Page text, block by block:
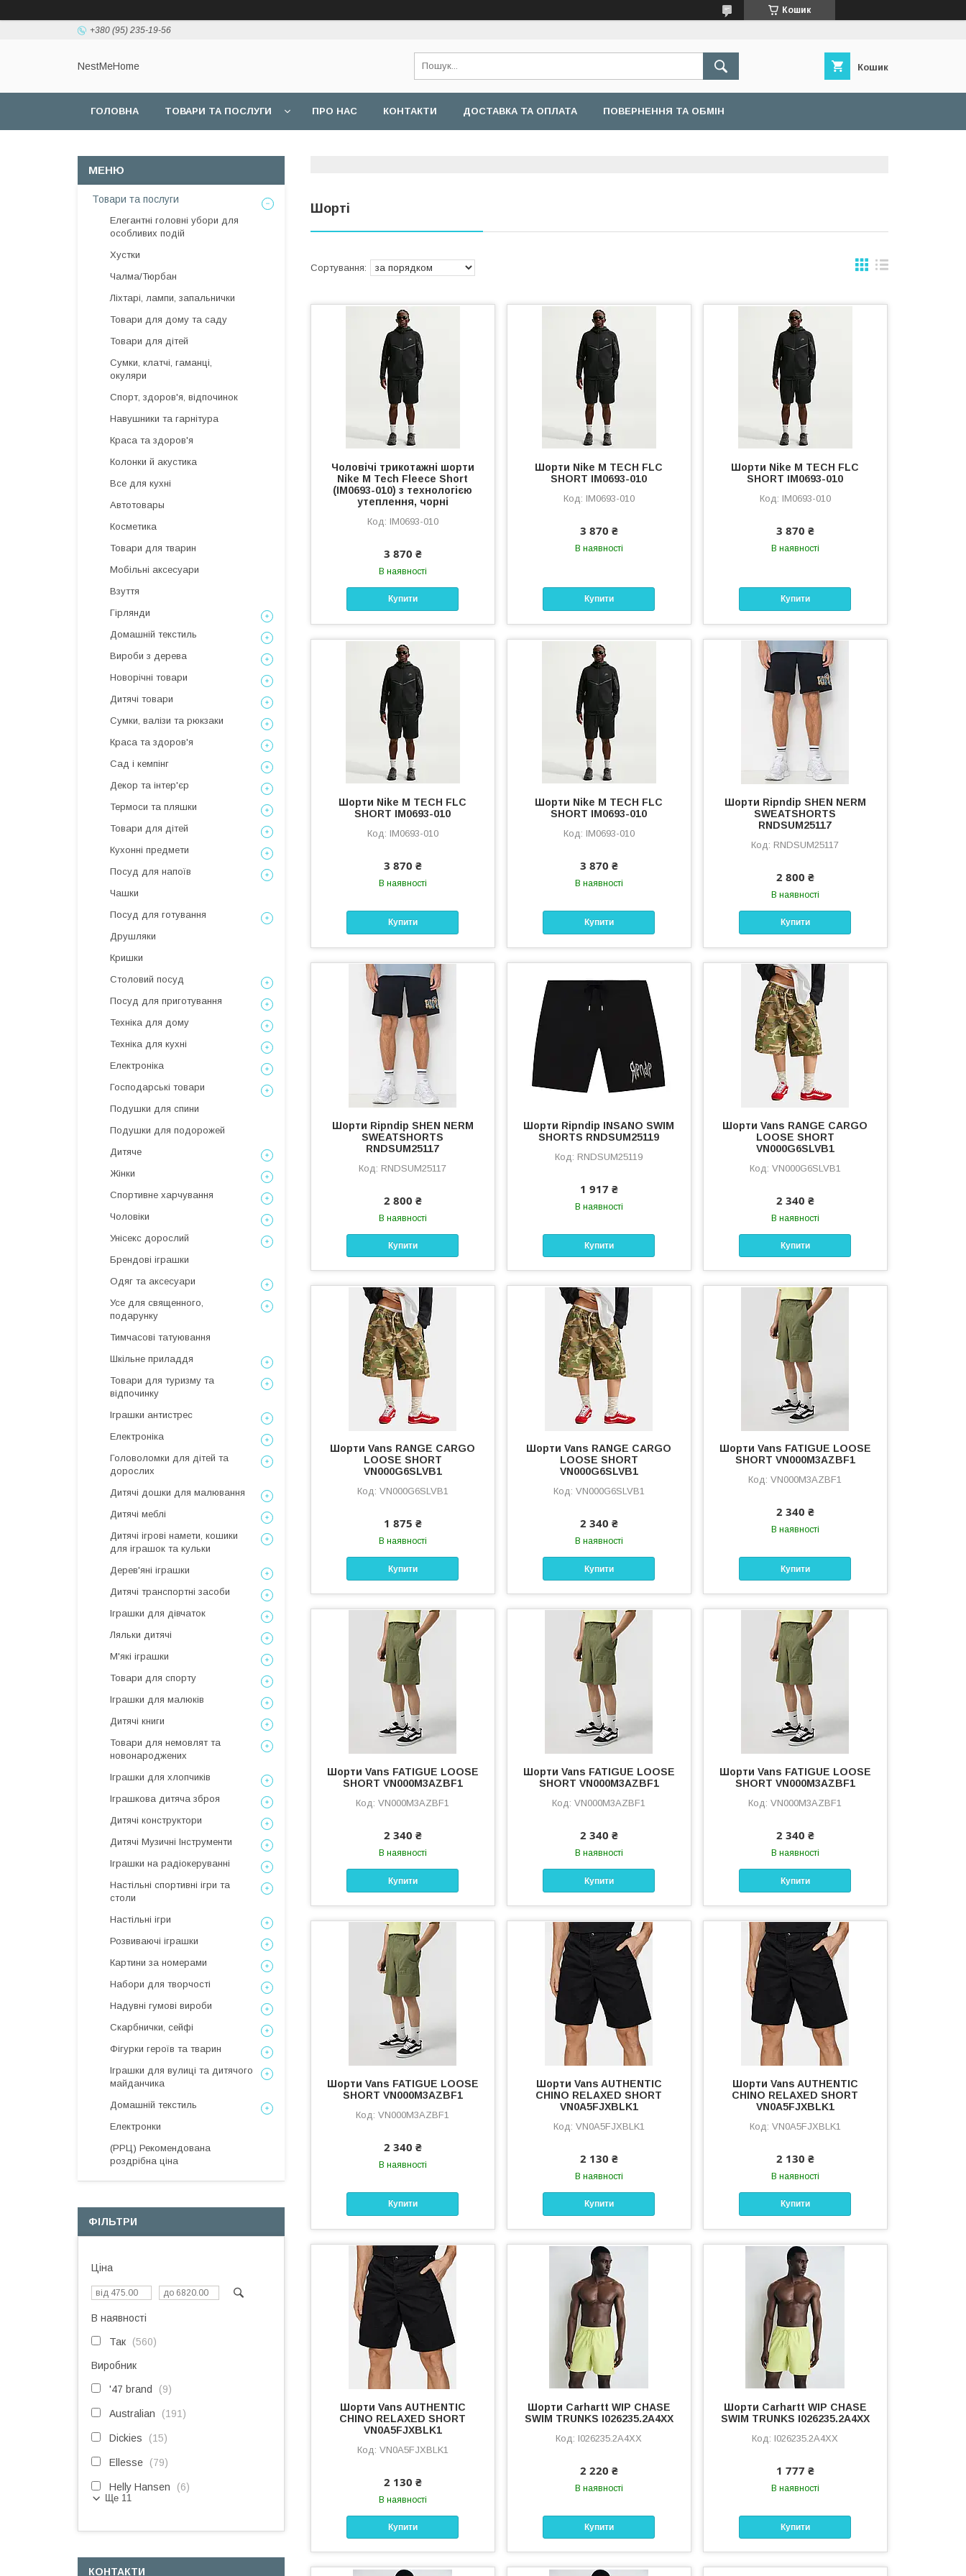
Кошик
+380 (95) 235-19-56
NestMeHome Кошик
ГОЛОВНА ТОВАРИ ТА ПОСЛУГИ ПРО НАС КОНТАКТИ ДОСТАВКА ТА ОПЛАТА ПОВЕРНЕННЯ ТА ОБМІН
Шорті
Чоловічі трикотажні шорти
Nike M Tech Fleece Short
(IM0693-010) з технологією
утеплення, чорні
IM0693-010
3 870 ₴
В наявності
Купити
Шорти Nike M TECH FLC
SHORT IM0693-010
IM0693-010
3 870 ₴
В наявності
Купити
Шорти Nike M TECH FLC
SHORT IM0693-010
IM0693-010
3 870 ₴
В наявності
Купити
Шорти Nike M TECH FLC
SHORT IM0693-010
IM0693-010
3 870 ₴
В наявності
Купити
Шорти Nike M TECH FLC
SHORT IM0693-010
IM0693-010
3 870 ₴
В наявності
Купити
Шорти Ripndip SHEN NERM
SWEATSHORTS
RNDSUM25117
RNDSUM25117
2 800 ₴
В наявності
Купити
Шорти Ripndip SHEN NERM
SWEATSHORTS
RNDSUM25117
RNDSUM25117
2 800 ₴
В наявності
Купити
Шорти Ripndip INSANO SWIM
SHORTS RNDSUM25119
RNDSUM25119
1 917 ₴
В наявності
Купити
Шорти Vans RANGE CARGO
LOOSE SHORT
VN000G6SLVB1
VN000G6SLVB1
2 340 ₴
В наявності
Купити
Шорти Vans RANGE CARGO
LOOSE SHORT
VN000G6SLVB1
VN000G6SLVB1
1 875 ₴
В наявності
Купити
Шорти Vans RANGE CARGO
LOOSE SHORT
VN000G6SLVB1
VN000G6SLVB1
2 340 ₴
В наявності
Купити
Шорти Vans FATIGUE LOOSE
SHORT VN000M3AZBF1
VN000M3AZBF1
2 340 ₴
В наявності
Купити
Шорти Vans FATIGUE LOOSE
SHORT VN000M3AZBF1
VN000M3AZBF1
2 340 ₴
В наявності
Купити
Шорти Vans FATIGUE LOOSE
SHORT VN000M3AZBF1
VN000M3AZBF1
2 340 ₴
В наявності
Купити
Шорти Vans FATIGUE LOOSE
SHORT VN000M3AZBF1
VN000M3AZBF1
2 340 ₴
В наявності
Купити
Шорти Vans FATIGUE LOOSE
SHORT VN000M3AZBF1
VN000M3AZBF1
2 340 ₴
В наявності
Купити
Шорти Vans AUTHENTIC
CHINO RELAXED SHORT
VN0A5FJXBLK1
VN0A5FJXBLK1
2 130 ₴
В наявності
Купити
Шорти Vans AUTHENTIC
CHINO RELAXED SHORT
VN0A5FJXBLK1
VN0A5FJXBLK1
2 130 ₴
В наявності
Купити
Шорти Vans AUTHENTIC
CHINO RELAXED SHORT
VN0A5FJXBLK1
VN0A5FJXBLK1
2 130 ₴
В наявності
Купити
Шорти Carhartt WIP CHASE
SWIM TRUNKS I026235.2A4XX
I026235.2A4XX
2 220 ₴
В наявності
Купити
Шорти Carhartt WIP CHASE
SWIM TRUNKS I026235.2A4XX
I026235.2A4XX
1 777 ₴
В наявності
Купити
Товари та послуги
Елегантні головні убори для
особливих подій
Хустки
Чалма/Тюрбан
Ліхтарі, лампи, запальнички
Товари для дому та саду
Товари для дітей
Сумки, клатчі, гаманці,
окуляри
Спорт, здоров'я, відпочинок
Навушники та гарнітура
Краса та здоров'я
Колонки й акустика
Все для кухні
Автотовары
Косметика
Товари для тварин
Мобільні аксесуари
Взуття
Гірлянди
Домашній текстиль
Вироби з дерева
Новорічні товари
Дитячі товари
Сумки, валізи та рюкзаки
Краса та здоров'я
Сад і кемпінг
Декор та інтер'єр
Термоси та пляшки
Товари для дітей
Кухонні предмети
Посуд для напоїв
Чашки
Посуд для готування
Друшляки
Кришки
Столовий посуд
Посуд для приготування
Техніка для дому
Техніка для кухні
Електроніка
Господарські товари
Подушки для спини
Подушки для подорожей
Дитяче
Жінки
Спортивне харчування
Чоловіки
Унісекс дорослий
Брендові іграшки
Одяг та аксесуари
Усе для священного,
подарунку
Тимчасові татуювання
Шкільне приладдя
Товари для туризму та
відпочинку
Іграшки антистрес
Електроніка
Головоломки для дітей та
дорослих
Дитячі дошки для малювання
Дитячі меблі
Дитячі ігрові намети, кошики
для іграшок та кульки
Дерев'яні іграшки
Дитячі транспортні засоби
Іграшки для дівчаток
Ляльки дитячі
М'які іграшки
Товари для спорту
Іграшки для малюків
Дитячі книги
Товари для немовлят та
новонароджених
Іграшки для хлопчиків
Іграшкова дитяча зброя
Дитячі конструктори
Дитячі Музичні Інструменти
Іграшки на радіокеруванні
Настільні спортивні ігри та
столи
Настільні ігри
Розвиваючі іграшки
Картини за номерами
Набори для творчості
Надувні гумові вироби
Скарбнички, сейфі
Фігурки героїв та тварин
Іграшки для вулиці та дитячого
майданчика
Домашній текстиль
Електронки
(РРЦ) Рекомендована
роздрібна ціна
ФІЛЬТРИ
Ціна
В наявності
Так 560
Виробник
'47 brand 9
Australian 191
Dickies 15
Ellesse 79
Helly Hansen 6
Ще 11
КОНТАКТИ